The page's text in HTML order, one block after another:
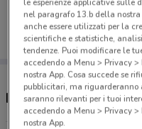
dal tuo cellulare.
Negozi Mondadori
nel paragrafo 13.b della
anche essere utilizzati per la
scientifiche e statistiche,
tendenze. Puoi modificare le
accedendo a Menu > Privacy
nostra App. Cosa succede se
pubblicitari, ma riguarderanno
saranno rilevanti per i tuoi
accedendo a Menu > Privacy
nostra App.